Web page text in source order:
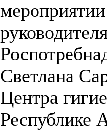
мероприятии
Светлана
Центра
Республике